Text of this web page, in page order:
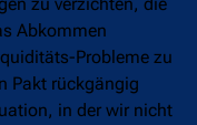
Abkommen
Probleme zu
Pakt rückgängig
in der wir nicht